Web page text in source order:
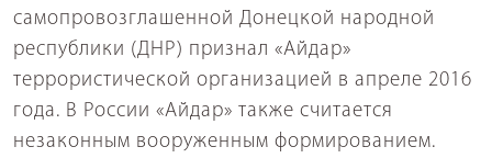
самопровозглашенной Донецкой народной
республики (ДНР) признал «Айдар»
террористической организацией в апреле 2016
года. В России «Айдар» также считается
незаконным вооруженным формированием.